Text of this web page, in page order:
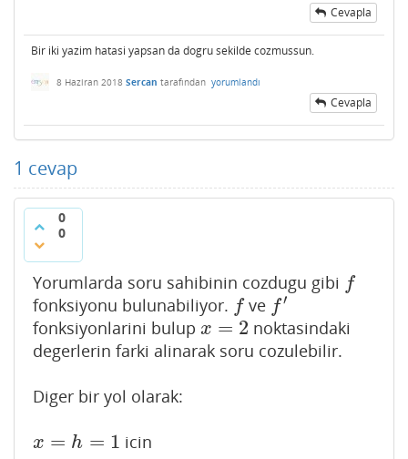
Cevapla
Bir iki yazim hatasi yapsan da dogru sekilde cozmussun.
8 Haziran 2018 Sercan tarafından yorumlandı
Cevapla
1 cevap
0
0
Yorumlarda soru sahibinin cozdugu gibi f
f
fonksiyonu bulunabiliyor. f
f ve f′
f′
fonksiyonlarini bulup x = 2
x= 2
noktasindaki
degerlerin farki alinarak soru cozulebilir.
Diger bir yol olarak:
x = h = 1
x= h= 1 icin